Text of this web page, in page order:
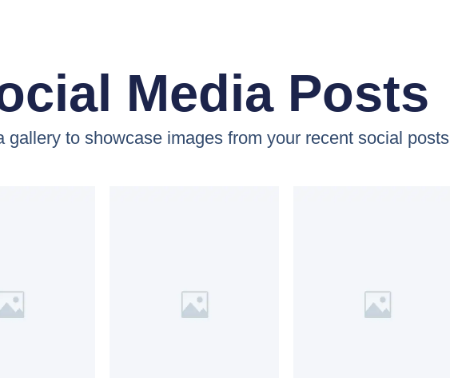
Media Posts
gallery to showcase images from your recent social posts